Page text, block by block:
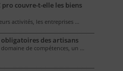
pro couvre-t-elle les biens
activités, les entreprises …
obligatoires des artisans
de compétences, un …